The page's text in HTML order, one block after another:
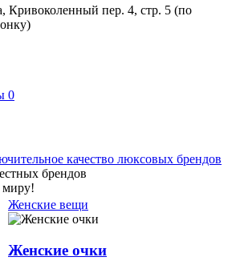
Кривоколенный пер. 4, стр. 5 (по
0
брендов
миру!
Женские вещи
Женские очки